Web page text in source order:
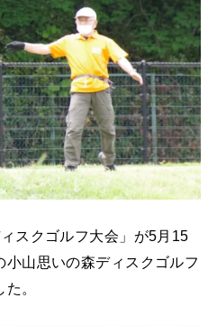
スクゴルフ大会」が5月15
小山思いの森ディスクゴルフ
。